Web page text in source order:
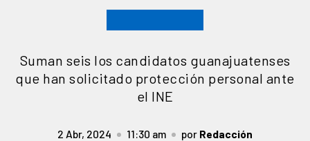
Suman seis los candidatos guanajuatenses
que han solicitado protección personal ante
el INE
2 Abr, 2024 11:30 am por Redacción